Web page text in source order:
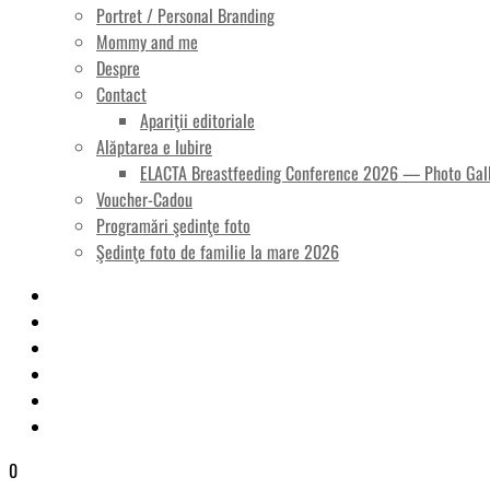
Portret / Personal Branding
Mommy and me
Despre
Contact
Apariţii editoriale
Alăptarea e Iubire
ELACTA Breastfeeding Conference 2026 — Photo
Voucher-Cadou
Programări şedinţe foto
Şedinţe foto de familie la mare 2026
0